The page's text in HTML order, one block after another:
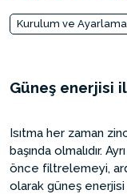
Kurulum ve Ayarlama
Güneş enerjisi
Isıtma her zaman
başında olmalıdır.
önce filtrelemeyi,
olarak güneş enerjisi